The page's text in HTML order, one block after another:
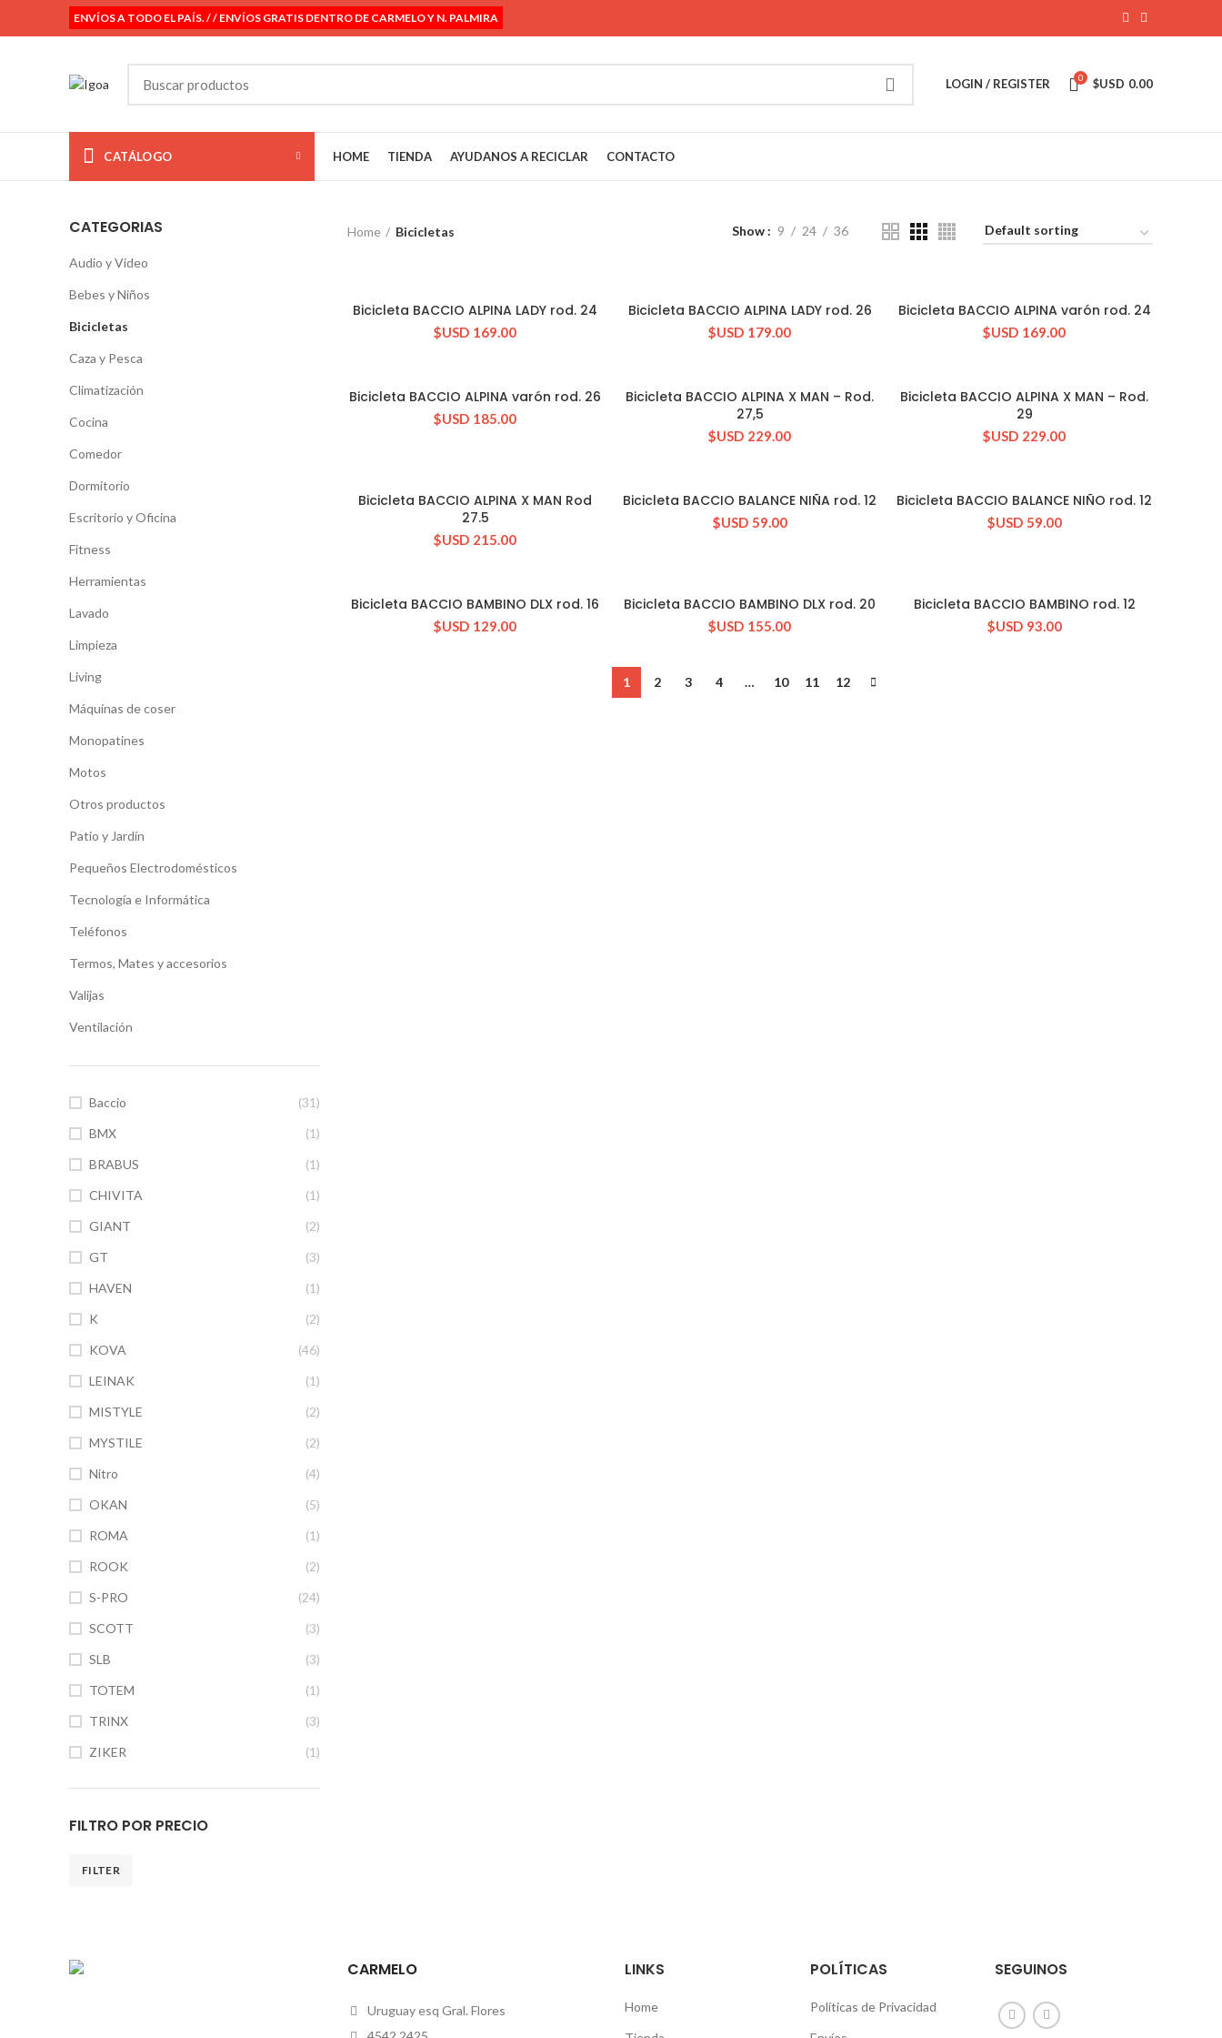
ENVÍOS A TODO EL PAÍS. / / ENVÍOS GRATIS DENTRO DE CARMELO Y N. PALMIRA
LOGIN / REGISTER 0 $USD 0.00
CATÁLOGO HOME TIENDA AYUDANOS A RECICLAR CONTACTO
CATEGORIAS
Audio y Video
Bebes y Niños
Bicicletas
Caza y Pesca
Climatización
Cocina
Comedor
Dormitorio
Escritorio y Oficina
Fitness
Herramientas
Lavado
Limpieza
Living
Máquinas de coser
Monopatines
Motos
Otros productos
Patio y Jardín
Pequeños Electrodomésticos
Tecnología e Informática
Teléfonos
Termos, Mates y accesorios
Valijas
Ventilación
Baccio
(31)
BMX
(1)
BRABUS
(1)
CHIVITA
(1)
GIANT
(2)
GT
(3)
HAVEN
(1)
K
(2)
KOVA
(46)
LEINAK
(1)
MISTYLE
(2)
MYSTILE
(2)
Nitro
(4)
OKAN
(5)
ROMA
(1)
ROOK
(2)
S-PRO
(24)
SCOTT
(3)
SLB
(3)
TOTEM
(1)
TRINX
(3)
ZIKER
(1)
FILTRO POR PRECIO
FILTER
Home Bicicletas Show 9 24 36
CONSULTAR STOCK
Bicicleta BACCIO ALPINA LADY rod. 24
$USD 169.00
CONSULTAR STOCK
Bicicleta BACCIO ALPINA LADY rod. 26
$USD 179.00
CONSULTAR STOCK
Bicicleta BACCIO ALPINA varón rod. 24
$USD 169.00
CONSULTAR STOCK
Bicicleta BACCIO ALPINA varón rod. 26
$USD 185.00
CONSULTAR STOCK
Bicicleta BACCIO ALPINA X MAN – Rod.
27,5
$USD 229.00
CONSULTAR STOCK
Bicicleta BACCIO ALPINA X MAN – Rod.
29
$USD 229.00
CONSULTAR STOCK
Bicicleta BACCIO ALPINA X MAN Rod
27.5
$USD 215.00
CONSULTAR STOCK
Bicicleta BACCIO BALANCE NIÑA rod. 12
$USD 59.00
CONSULTAR STOCK
Bicicleta BACCIO BALANCE NIÑO rod. 12
$USD 59.00
CONSULTAR STOCK
Bicicleta BACCIO BAMBINO DLX rod. 16
$USD 129.00
CONSULTAR STOCK
Bicicleta BACCIO BAMBINO DLX rod. 20
$USD 155.00
CONSULTAR STOCK
Bicicleta BACCIO BAMBINO rod. 12
$USD 93.00
1 2 3 4 … 10 11 12
CARMELO
Uruguay esq Gral. Flores
LINKS
Home
POLÍTICAS
Políticas de Privacidad
SEGUINOS